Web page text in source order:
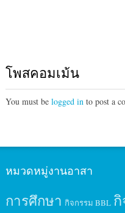
โพสคอมเม้น
You must be logged into post a
หมวดหมู่งานอาสา
การศึกษา กิจกรรม BBL